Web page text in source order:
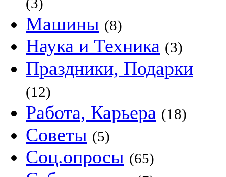
Машины (8)
Наука и Техника (3)
Праздники, Подарки
(12)
Работа, Карьера (18)
Советы (5)
Соц.опросы (65)